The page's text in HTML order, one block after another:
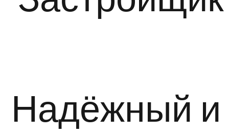
Надёжный и